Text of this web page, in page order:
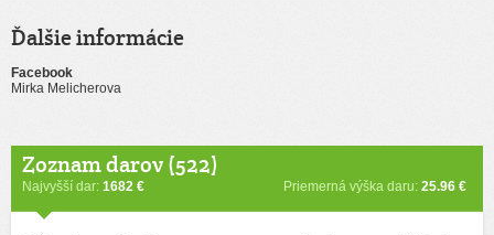
Ďalšie informácie
Facebook
Mirka Melicherova
Zoznam darov (522)
Najvyšší dar: 1682 € Priemerná výška daru: 25.96 €